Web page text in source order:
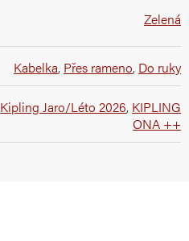
Zelená
Kabelka, Přes rameno, Do ruky
Kipling Jaro/Léto 2026, KIPLING
ONA ++